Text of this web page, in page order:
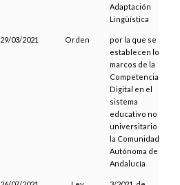
Adaptación
Lingüística
29/03/2021 Orden
por la que se
establecen los
marcos de la
Competencia
Digital en el
sistema
educativo no
universitario de
la Comunidad
Autónoma de
Andalucía